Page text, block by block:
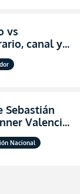
vs
canal y
los octavos
Ecuador
Sebastián
Valencia
hombre
Nacional